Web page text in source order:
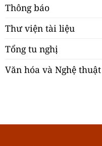
Thông báo
Thư viện tài liệu
Tổng tu nghị
Văn hóa và Nghệ thuật